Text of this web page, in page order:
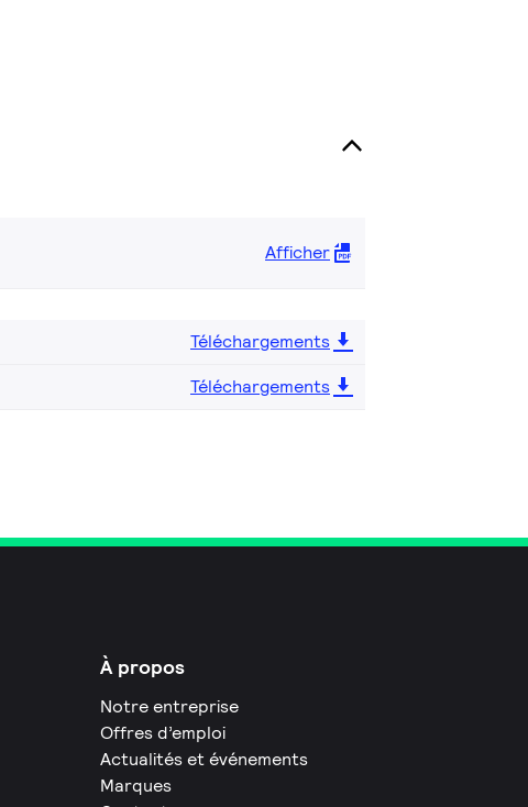
Afficher
Téléchargements
Téléchargements
À propos
Notre entreprise
Offres d’emploi
Actualités et événements
Marques